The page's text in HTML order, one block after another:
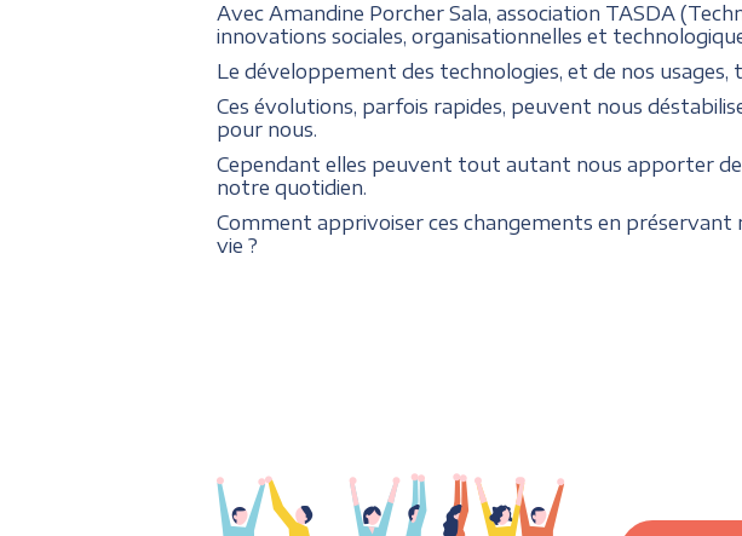
Avec Amandine Porcher Sala, association TASDA
innovations sociales, organisationnelles et
Le développement des technologies, et de nos
Ces évolutions, parfois rapides, peuvent nous
pour nous.
Cependant elles peuvent tout autant nous apporter
notre quotidien.
Comment apprivoiser ces changements en
vie ?